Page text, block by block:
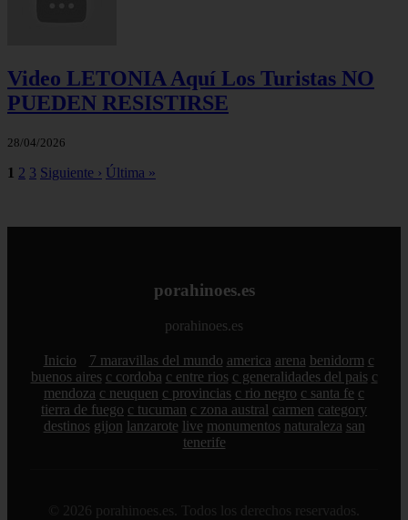
Video LETONIA Aquí Los Turistas NO
PUEDEN RESISTIRSE
28/04/2026
1 2 3 Siguiente › Última »
porahinoes.es
porahinoes.es
Inicio 7 maravillas del mundo america arena benidorm c
buenos aires c cordoba c entre rios c generalidades del pais c
mendoza c neuquen c provincias c rio negro c santa fe c
tierra de fuego c tucuman c zona austral carmen category
destinos gijon lanzarote live monumentos naturaleza san
tenerife
© 2026 porahinoes.es. Todos los derechos reservados.